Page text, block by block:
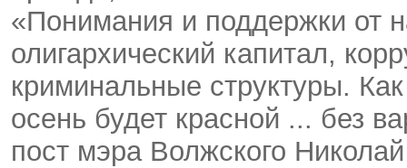
«Понимания и поддержки от
олигархический капитал,
криминальные структуры.
осень будет красной ... без
пост мэра Волжского